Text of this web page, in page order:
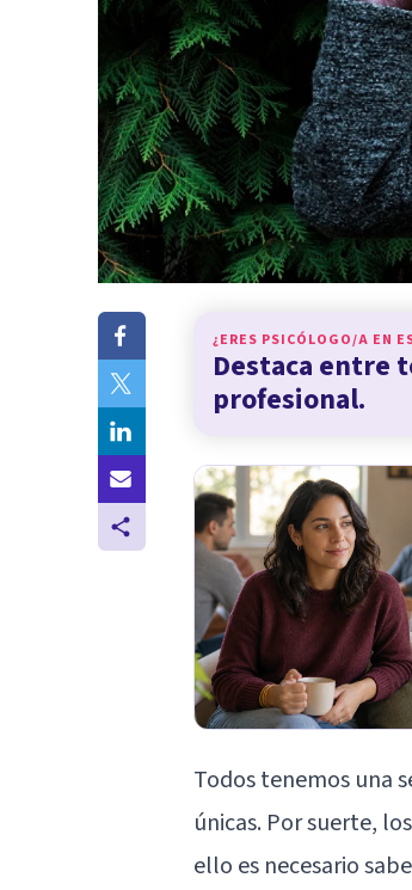
¿ERES PSICÓLOGO/A EN
Destaca entre
profesional.
Todos tenemos una
únicas. Por suerte,
ello es necesario